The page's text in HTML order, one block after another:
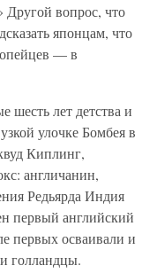
вопрос, что
японцам, что
— в
лет детства и
улочке Бомбея в
Киплинг,
англичанин,
Редьярда Индия
первый английский
первых осваивали и
голландцы.